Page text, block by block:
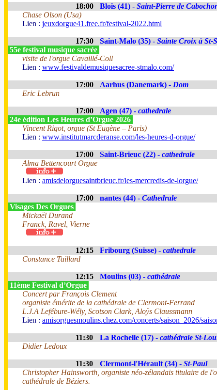
18:00 Blois (41) - Saint-Pierre de
Chase Olson (Usa)
Lien : jeuxdorgue41.free.fr/festival-2022.html
17:30 Saint-Malo (35) - Sainte Croix à St-
55e festival musique sacrée
visite de l'orgue Cavaillé-Coll
Lien : www.festivaldemusiquesacree-stmalo.com/
17:00 Aarhus (Danemark) - Dom
Eric Lebrun
17:00 Agen (47) - cathedrale
24e édition Les Heures d’Orgue 2026
Vincent Rigot, orgue (St Eugène – Paris)
Lien : www.institutmarcderanse.com/les-heures-d-orgue/
17:00 Saint-Brieuc (22) - cathedrale
Alma Bettencourt Orgue
Lien : amisdelorguesaintbrieuc.fr/les-mercredis-de-lorgue/
17:00 nantes (44) - Cathedrale
Visages Des Orgues
Mickaël Durand
Franck, Ravel, Vierne
12:15 Fribourg (Suisse) - cathedrale
Constance Taillard
12:15 Moulins (03) - cathédrale
11ème Festival d’Orgue
Concert par François Clement
organiste émérite de la cathédrale de Clermont-Ferrand
L.J.A Lefébure-Wély, Scotson Clark, Aloÿs Claussmann
Lien : amisorguesmoulins.chez.com/concerts/saison_2026/
11:30 La Rochelle (17) - cathédrale St-
Didier Ledoux
11:30 Clermont-l'Hérault (34) - St-Paul
Christopher Hainsworth, organiste néo-zélandais titulaire de
cathédrale de Béziers.